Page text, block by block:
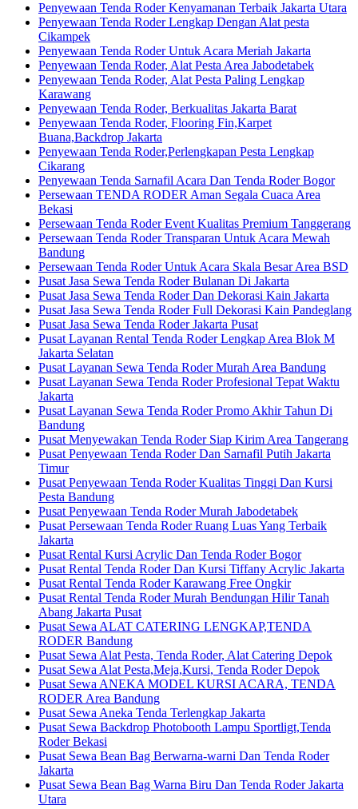
Penyewaan Tenda Roder Kenyamanan Terbaik Jakarta Utara
Penyewaan Tenda Roder Lengkap Dengan Alat pesta
Cikampek
Penyewaan Tenda Roder Untuk Acara Meriah Jakarta
Penyewaan Tenda Roder, Alat Pesta Area Jabodetabek
Penyewaan Tenda Roder, Alat Pesta Paling Lengkap
Karawang
Penyewaan Tenda Roder, Berkualitas Jakarta Barat
Penyewaan Tenda Roder, Flooring Fin,Karpet
Buana,Backdrop Jakarta
Penyewaan Tenda Roder,Perlengkapan Pesta Lengkap
Cikarang
Penyewaan Tenda Sarnafil Acara Dan Tenda Roder Bogor
Persewaan TENDA RODER Aman Segala Cuaca Area
Bekasi
Persewaan Tenda Roder Event Kualitas Premium Tanggerang
Persewaan Tenda Roder Transparan Untuk Acara Mewah
Bandung
Persewaan Tenda Roder Untuk Acara Skala Besar Area BSD
Pusat Jasa Sewa Tenda Roder Bulanan Di Jakarta
Pusat Jasa Sewa Tenda Roder Dan Dekorasi Kain Jakarta
Pusat Jasa Sewa Tenda Roder Full Dekorasi Kain Pandeglang
Pusat Jasa Sewa Tenda Roder Jakarta Pusat
Pusat Layanan Rental Tenda Roder Lengkap Area Blok M
Jakarta Selatan
Pusat Layanan Sewa Tenda Roder Murah Area Bandung
Pusat Layanan Sewa Tenda Roder Profesional Tepat Waktu
Jakarta
Pusat Layanan Sewa Tenda Roder Promo Akhir Tahun Di
Bandung
Pusat Menyewakan Tenda Roder Siap Kirim Area Tangerang
Pusat Penyewaan Tenda Roder Dan Sarnafil Putih Jakarta
Timur
Pusat Penyewaan Tenda Roder Kualitas Tinggi Dan Kursi
Pesta Bandung
Pusat Penyewaan Tenda Roder Murah Jabodetabek
Pusat Persewaan Tenda Roder Ruang Luas Yang Terbaik
Jakarta
Pusat Rental Kursi Acrylic Dan Tenda Roder Bogor
Pusat Rental Tenda Roder Dan Kursi Tiffany Acrylic Jakarta
Pusat Rental Tenda Roder Karawang Free Ongkir
Pusat Rental Tenda Roder Murah Bendungan Hilir Tanah
Abang Jakarta Pusat
Pusat Sewa ALAT CATERING LENGKAP,TENDA
RODER Bandung
Pusat Sewa Alat Pesta, Tenda Roder, Alat Catering Depok
Pusat Sewa Alat Pesta,Meja,Kursi, Tenda Roder Depok
Pusat Sewa ANEKA MODEL KURSI ACARA, TENDA
RODER Area Bandung
Pusat Sewa Aneka Tenda Terlengkap Jakarta
Pusat Sewa Backdrop Photobooth Lampu Sportligt,Tenda
Roder Bekasi
Pusat Sewa Bean Bag Berwarna-warni Dan Tenda Roder
Jakarta
Pusat Sewa Bean Bag Warna Biru Dan Tenda Roder Jakarta
Utara